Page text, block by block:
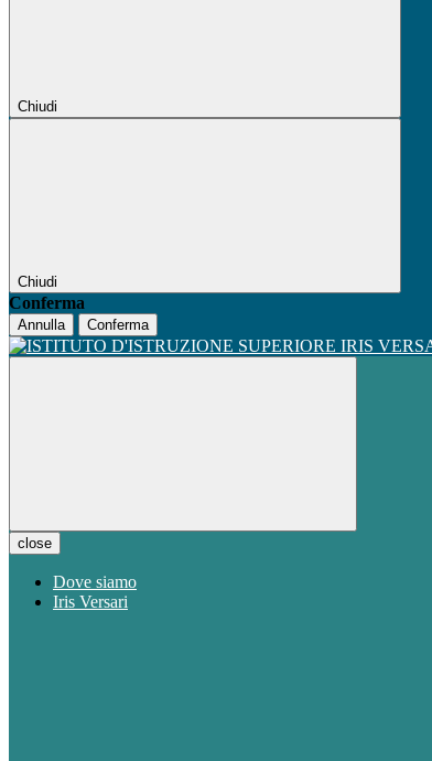
Chiudi
Chiudi
Conferma
Annulla Conferma
close
Dove siamo
Iris Versari